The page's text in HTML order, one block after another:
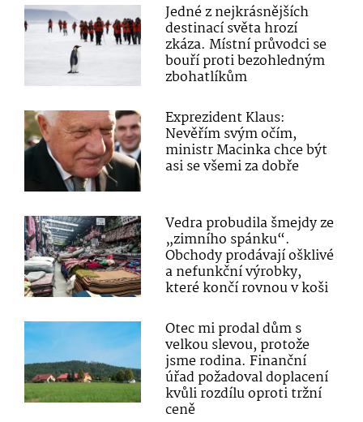
Jedné z nejkrásnějších
destinací světa hrozí
zkáza. Místní průvodci se
bouří proti bezohledným
zbohatlíkům
Exprezident Klaus:
Nevěřím svým očím,
ministr Macinka chce být
asi se všemi za dobře
Vedra probudila šmejdy ze
„zimního spánku“.
Obchody prodávají ošklivé
a nefunkční výrobky,
které končí rovnou v koši
Otec mi prodal dům s
velkou slevou, protože
jsme rodina. Finanční
úřad požadoval doplacení
kvůli rozdílu oproti tržní
ceně